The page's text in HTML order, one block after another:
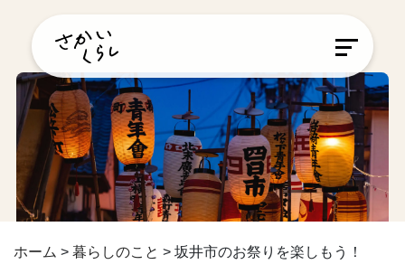
ホーム > 暮らしのこと > 坂井市のお祭りを楽しもう！